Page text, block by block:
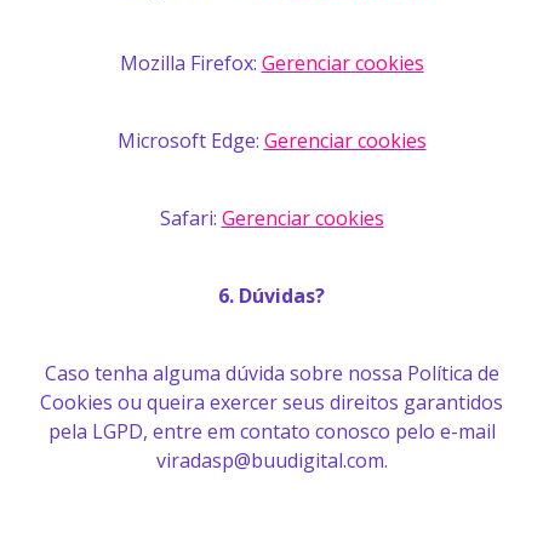
Mozilla Firefox: Gerenciar cookies
Microsoft Edge: Gerenciar cookies
Safari: Gerenciar cookies
6. Dúvidas?
Caso tenha alguma dúvida sobre nossa Política de
Cookies ou queira exercer seus direitos garantidos
pela LGPD, entre em contato conosco pelo e-mail
viradasp@buudigital.com.